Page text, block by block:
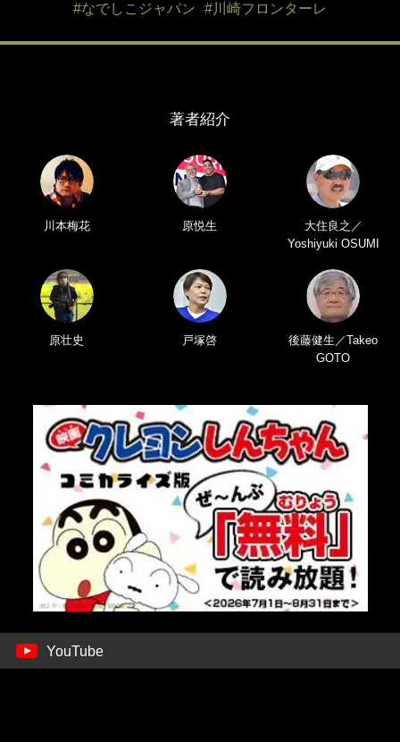
#なでしこジャパン
#川崎フロンターレ
著者紹介
川本梅花 原悦生
大住良之／
Yoshiyuki OSUMI
原壮史 戸塚啓
後藤健生／Takeo
GOTO
YouTube